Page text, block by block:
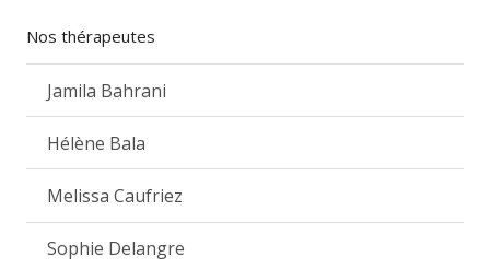
Nos thérapeutes
Jamila Bahrani
Hélène Bala
Melissa Caufriez
Sophie Delangre